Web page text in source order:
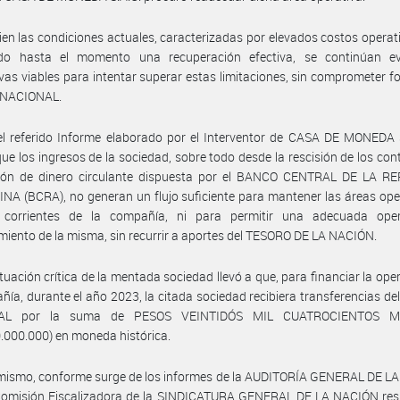
las condiciones actuales, caracterizadas por elevados costos
hasta el momento una recuperación efectiva, se continúan
viables para intentar superar estas limitaciones, sin comprometer
referido Informe elaborado por el Interventor de CASA DE MONEDA
los ingresos de la sociedad, sobre todo desde la rescisión de los
de dinero circulante dispuesta por el BANCO CENTRAL DE LA
(BCRA), no generan un flujo suficiente para mantener las áreas
corrientes de la compañía, ni para permitir una adecuada
de la misma, sin recurrir a aportes del TESORO DE LA NACIÓN.
crítica de la mentada sociedad llevó a que, para financiar la
durante el año 2023, la citada sociedad recibiera transferencias del
por la suma de PESOS VEINTIDÓS MIL CUATROCIENTOS
en moneda histórica.
conforme surge de los informes de la AUDITORÍA GENERAL DE
Fiscalizadora de la SINDICATURA GENERAL DE LA NACIÓN